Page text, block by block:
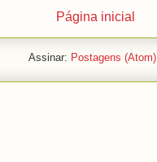
Página inicial
Assinar: Postagens (Atom)